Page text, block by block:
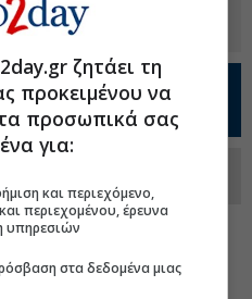
στοGoogle
ζητάει τη
προκειμένου να
προσωπικά σας
για:
και περιεχόμενο,
περιεχομένου, έρευνα
υπηρεσιών
στα δεδομένα μιας